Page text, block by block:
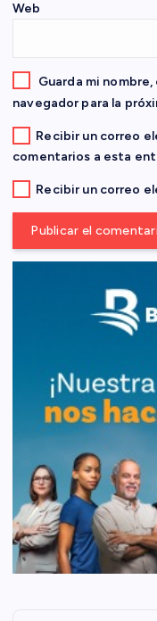
r
a
d
a
s
Web
Guarda mi
navegador para la
Recibir un correo
comentarios a esta
Recibir un correo